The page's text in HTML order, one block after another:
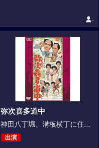
-
弥次喜多道中
神田八丁堀、溝板横丁に住...
出演